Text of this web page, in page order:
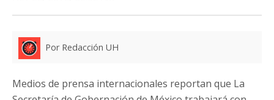
Por Redacción UH
Medios de prensa internacionales reportan que La